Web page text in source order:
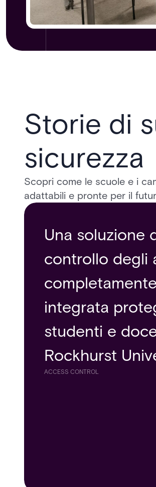
Storie di
sicurezza
Scopri come le scuole e i
adattabili e pronte per il
Una soluzione
controllo degli
completamente
integrata
studenti e
Rockhurst
ACCESS CONTROL
L'Università
centrale
ambiente
più sicuro
collaborazione
security
ACCESS CONTROL